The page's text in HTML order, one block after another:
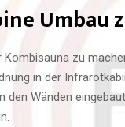
Umbau
zu
in der
den Wänden